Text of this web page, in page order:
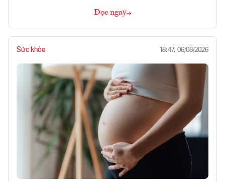
Đọc ngay
Sức khỏe 18:47, 06/08/2026